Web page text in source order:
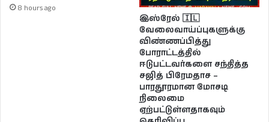
8 hours ago
இஸ்ரேல் 🇮🇱
வேலைவாய்ப்புகளுக்கு
விண்ணப்பித்து
போராட்டத்தில்
ஈடுபட்டவர்களை சந்தித்த
சஜித் பிரேமதாச –
பாரதூரமான மோசடி
நிலைமை
ஏற்பட்டுள்ளதாகவும்